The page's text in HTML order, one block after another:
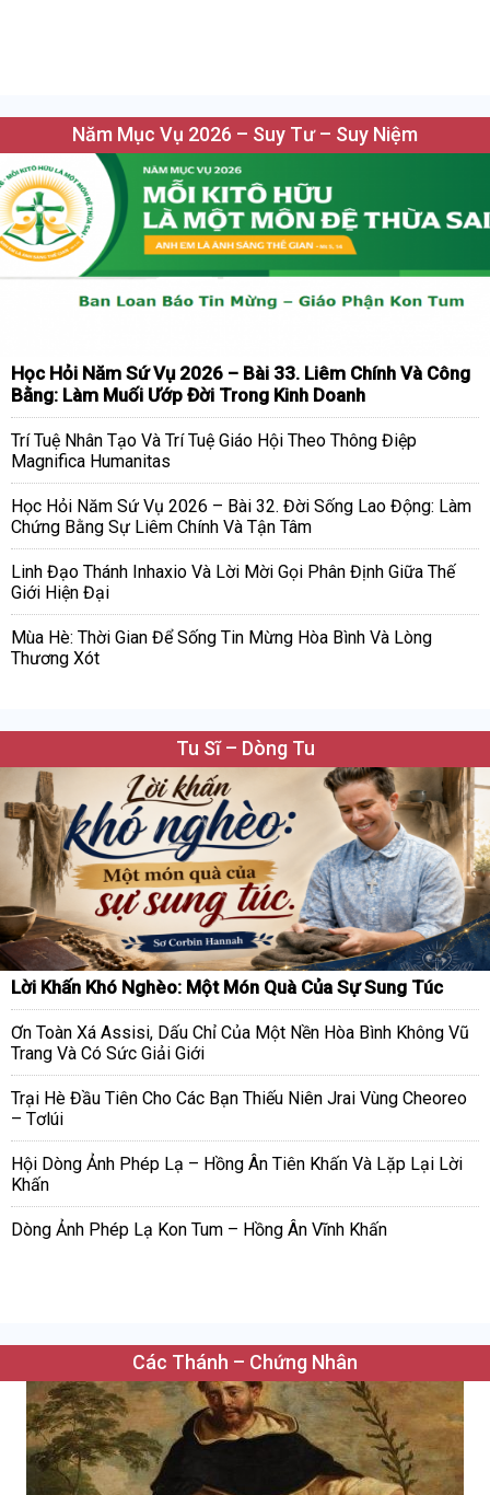
Năm Mục Vụ 2026 – Suy Tư – Suy Niệm
Học Hỏi Năm Sứ Vụ 2026 – Bài 33. Liêm Chính Và Công
Bằng: Làm Muối Ướp Đời Trong Kinh Doanh
Trí Tuệ Nhân Tạo Và Trí Tuệ Giáo Hội Theo Thông Điệp
Magnifica Humanitas
Học Hỏi Năm Sứ Vụ 2026 – Bài 32. Đời Sống Lao Động: Làm
Chứng Bằng Sự Liêm Chính Và Tận Tâm
Linh Đạo Thánh Inhaxio Và Lời Mời Gọi Phân Định Giữa Thế
Giới Hiện Đại
Mùa Hè: Thời Gian Để Sống Tin Mừng Hòa Bình Và Lòng
Thương Xót
Tu Sĩ – Dòng Tu
Lời Khấn Khó Nghèo: Một Món Quà Của Sự Sung Túc
Ơn Toàn Xá Assisi, Dấu Chỉ Của Một Nền Hòa Bình Không Vũ
Trang Và Có Sức Giải Giới
Trại Hè Đầu Tiên Cho Các Bạn Thiếu Niên Jrai Vùng Cheoreo
– Tơlúi
Hội Dòng Ảnh Phép Lạ – Hồng Ân Tiên Khấn Và Lặp Lại Lời
Khấn
Dòng Ảnh Phép Lạ Kon Tum – Hồng Ân Vĩnh Khấn
Các Thánh – Chứng Nhân